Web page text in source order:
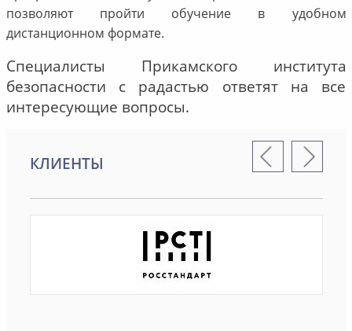
позволяют пройти обучение в удобном
дистанционном формате.
Специалисты Прикамского института
безопасности с радастью ответят на все
интересующие вопросы.
КЛИЕНТЫ